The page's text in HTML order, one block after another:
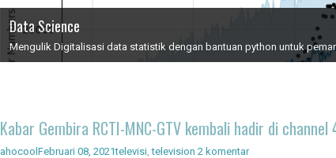
IC Timer 555 yang Multifungsi
Data Science
Mengulik Digitalisasi data statistik dengan bantuan python untuk
JAM DIGITAL 6 DIGIT TANPA MICRO FULL CMOS
Node Red - Kontrol Industri 4.0
Kabar Gembira RCTI-MNC-GTV kembali hadir di
ahocoolFebruari 08, 2021televisi ,television 2 komentar